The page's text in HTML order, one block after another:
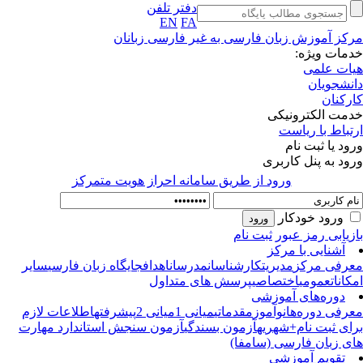
دفتر تلفن
EN FA
آموزش زبان فارسی به غیر فارسی زبانان
ویژه:
علمی
الکترونیکی
با ریاست
یا ثبت نام
به پنل کاربری
ورود از طريق سامانه احراز هويت متمركز
ورود خودکار
رمز عبور ثبت نام
آشنایی با مرکز
مرکزمدیریت کارشناسانمدرساناهداف جایگاه زبان فارسیسایر
عمومیاختصاصیپرسش های متداول
دوره‌های آموزشی
دوره‌هانوآموزمقدماتیمیانی 1 میانی 2 پیشرفتهاطلاعات لازم
ثبت نام+شهریه آزمون بسندگیآزمون سنجش استاندارد مهارت
زبان فارسی (سامفا)
تقویم آموزشی